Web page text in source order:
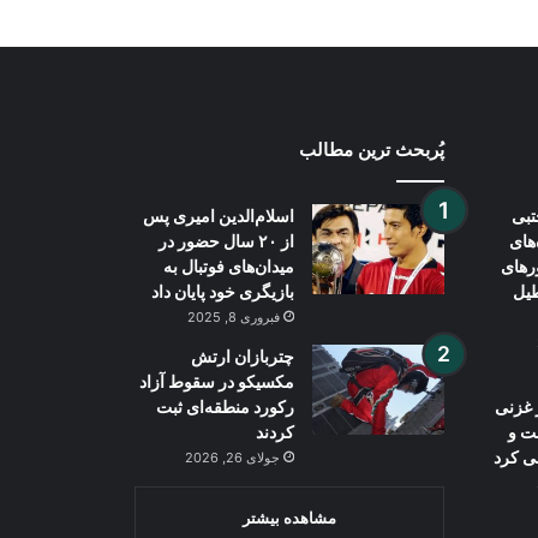
غزنی
و
کرد
پُربحث ترین مطالب
اسلام‌الدین امیری پس
از ۲۰ سال حضور در
میدان‌های فوتبال به
بازیگری خود پایان داد
فبروری 8, 2025
چتربازان ارتش
مکسیکو در سقوط آزاد
رکورد منطقه‌ای ثبت
کردند
جولای 26, 2026
مشاهده بیشتر